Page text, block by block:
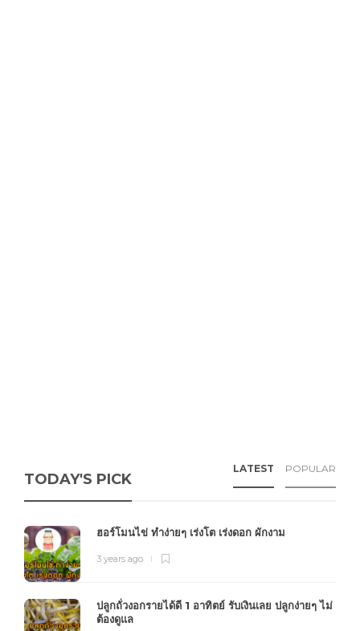
TODAY'S PICK
LATEST POPULAR
ฮอร์โมนไข่ ทำง่ายๆ เร่งโต เร่งดอก ผักงาม
3 years ago
ปลูกถั่วงอกรายได้ดี 1 อาทิตย์ รับเงินเลย ปลูกง่ายๆ ไม่
ต้องดูแล